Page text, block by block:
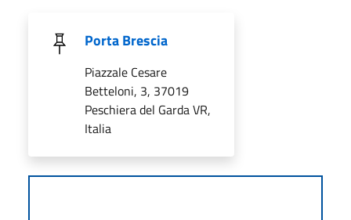
Porta Brescia
Piazzale Cesare
Betteloni, 3, 37019
Peschiera del Garda VR,
Italia